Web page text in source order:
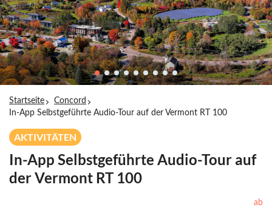
Startseite
Concord
In-App Selbstgeführte Audio-Tour auf der Vermont RT 100
AKTIVITÄTEN
In-App Selbstgeführte Audio-Tour auf
der Vermont RT 100
ab